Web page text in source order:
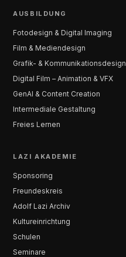
AUSBILDUNG
Fotodesign & Digital Imaging
Film & Mediendesign
Grafik- & Kommunikationsdesign
Digital Film – Animation & VFX
GenAI & Content Creation
Intermediale Gestaltung
Freies Lernen
LAZI AKADEMIE
Sponsoring
Freundeskreis
Adolf Lazi Archiv
Kultureinrichtung
Schulen
Seminare